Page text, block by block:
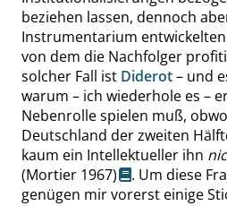
beziehen lassen, dennoch
Instrumentarium
von dem die Nachfolger
solcher Fall ist Diderot– und
warum – ich wiederhole es –
Nebenrolle spielen muß,
Deutschland der zweiten
kaum ein Intellektueller ihn
(Mortier 1967)
. Um diese
genügen mir vorerst einige